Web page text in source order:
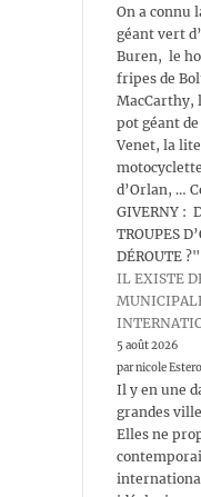
On a connu
géant vert
Buren, le
fripes de
MacCarthy,
pot géant
Venet, la
d’Orlan, …
GIVERNY :
TROUPES
DÉROUTE ?"
IL EXISTE
5 août 2026
par nicole
Il y en une
grandes
Elles ne